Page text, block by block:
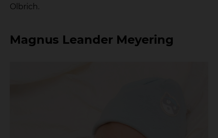
Olbrich.
Magnus Leander Meyering